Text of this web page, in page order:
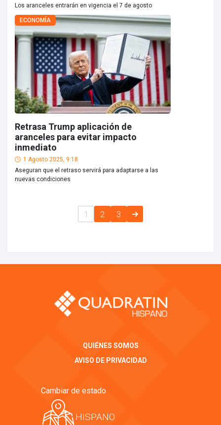
Los aranceles entrarán en vigencia el 7 de agosto
ECONOMÍA
Retrasa Trump aplicación de
aranceles para evitar impacto
inmediato
1 Agosto 2025, 9:18
Aseguran que el retraso servirá para adaptarse a las
nuevas condiciones
1 2 3
QUIÉNES SOMOS
AVISO DE PRIVACIDAD
Cambiar de estado
HISPANO